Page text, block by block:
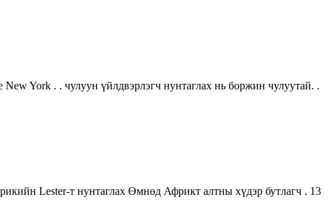
York . . чулуун үйлдвэрлэгч нунтаглах нь боржин чулуутай. .
Lester-т нунтаглах Өмнөд Африкт алтны хүдэр бутлагч . 13